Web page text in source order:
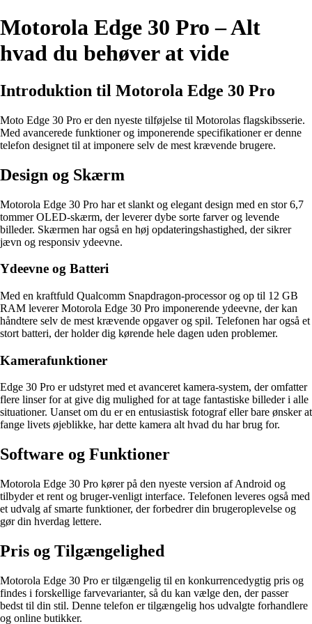
Motorola Edge 30 Pro – Alt
hvad du behøver at vide
Introduktion til Motorola Edge 30 Pro
Moto Edge 30 Pro er den nyeste tilføjelse til Motorolas flagskibsserie.
Med avancerede funktioner og imponerende specifikationer er denne
telefon designet til at imponere selv de mest krævende brugere.
Design og Skærm
Motorola Edge 30 Pro har et slankt og elegant design med en stor 6,7
tommer OLED-skærm, der leverer dybe sorte farver og levende
billeder. Skærmen har også en høj opdateringshastighed, der sikrer
jævn og responsiv ydeevne.
Ydeevne og Batteri
Med en kraftfuld Qualcomm Snapdragon-processor og op til 12 GB
RAM leverer Motorola Edge 30 Pro imponerende ydeevne, der kan
håndtere selv de mest krævende opgaver og spil. Telefonen har også et
stort batteri, der holder dig kørende hele dagen uden problemer.
Kamerafunktioner
Edge 30 Pro er udstyret med et avanceret kamera-system, der omfatter
flere linser for at give dig mulighed for at tage fantastiske billeder i alle
situationer. Uanset om du er en entusiastisk fotograf eller bare ønsker at
fange livets øjeblikke, har dette kamera alt hvad du har brug for.
Software og Funktioner
Motorola Edge 30 Pro kører på den nyeste version af Android og
tilbyder et rent og bruger-venligt interface. Telefonen leveres også med
et udvalg af smarte funktioner, der forbedrer din brugeroplevelse og
gør din hverdag lettere.
Pris og Tilgængelighed
Motorola Edge 30 Pro er tilgængelig til en konkurrencedygtig pris og
findes i forskellige farvevarianter, så du kan vælge den, der passer
bedst til din stil. Denne telefon er tilgængelig hos udvalgte forhandlere
og online butikker.